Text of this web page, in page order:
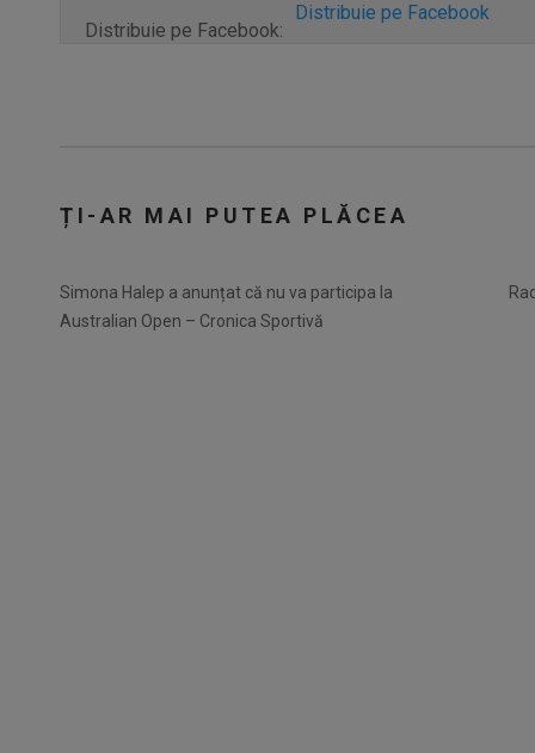
Distribuie pe Facebook:
Distribuie pe Facebook
ȚI-AR MAI PUTEA PLĂCEA
Simona Halep a anunțat că nu va participa la
Australian Open – Cronica Sportivă